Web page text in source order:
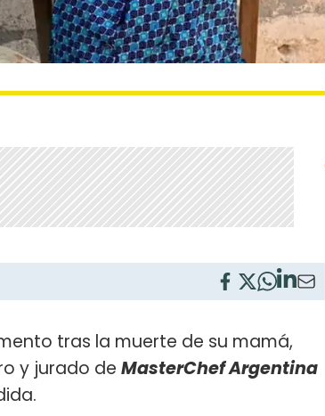
tras la muerte de su mamá,
y jurado de MasterChef Argentina